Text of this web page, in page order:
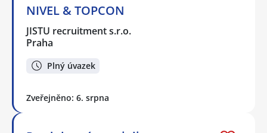
NIVEL & TOPCON
JISTU recruitment s.r.o.
Praha
Plný úvazek
Zveřejněno: 6. srpna